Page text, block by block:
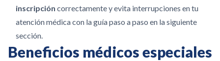
inscripción correctamente y evita interrupciones en tu
atención médica con la guía paso a paso en la siguiente
sección.
Beneficios médicos especiales